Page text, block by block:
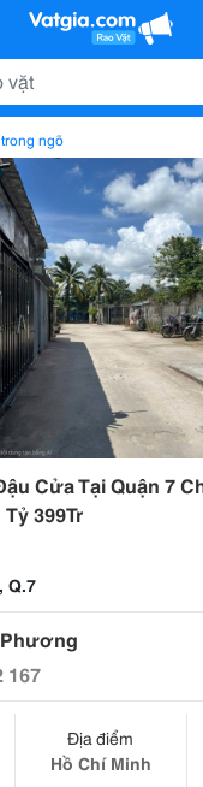
ngõ
Cửa Tại Quận 7
399Tr
Q.7
167
Địa điểm
Hồ Chí Minh